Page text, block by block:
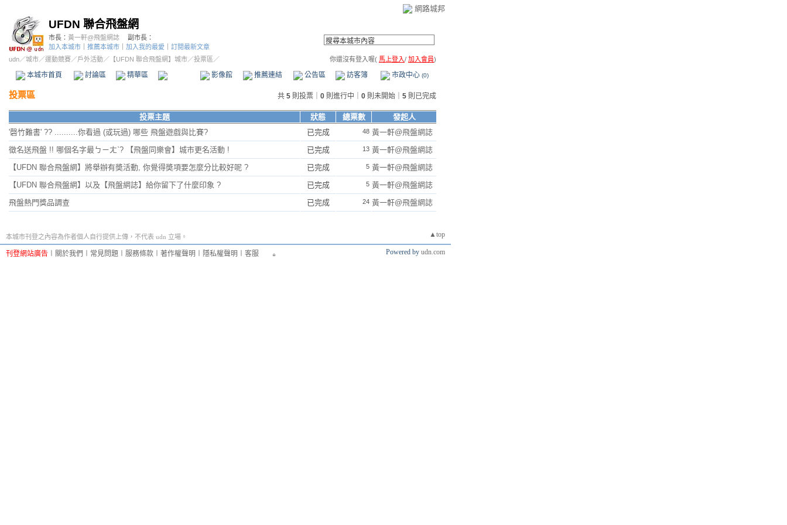
網路城邦
UFDN 聯合飛盤網
市長： 黃一軒@飛盤網誌
副市長：
加入本城市
推薦本城市 加入我的最愛
訂閱最新文章
udn／城市／運動競賽／戶外活動／ 【UFDN 聯合飛盤網】城市／投票區／ 你還沒有登入喔( 馬上登入/ 加入會員)
本城市首頁 討論區 精華區 投票區 影像館 推薦連結 公告區 訪客簿 市政中心 (0)
投票區 共 5 則投票｜ 0 則進行中｜ 0 則未開始｜ 5 則已完成
投票主題 狀態 總票數
發起人
'磬竹難書' ?? ..........你看過 (或玩過) 哪些 飛盤遊戲與比賽?
已完成 48 黃一軒@飛盤網誌
徵名送飛盤 !! 哪個名字最ㄅㄧㄤˋ? 【飛盤同樂會】城市更名活動 !
已完成 13 黃一軒@飛盤網誌
【UFDN 聯合飛盤網】將舉辦有奬活動, 你覺得奬項要怎麼分比較好呢 ?
已完成 5 黃一軒@飛盤網誌
【UFDN 聯合飛盤網】以及【飛盤網誌】給你留下了什麼印象 ?
已完成 5 黃一軒@飛盤網誌
飛盤熱門獎品調查
已完成 24 黃一軒@飛盤網誌
▲top
本城市刊登之內容為作者個人自行提供上傳，不代表 udn 立場。
刊登網站廣告 關於我們 常見問題 服務條款 著作權聲明 隱私權聲明 客服 Powered by udn.com